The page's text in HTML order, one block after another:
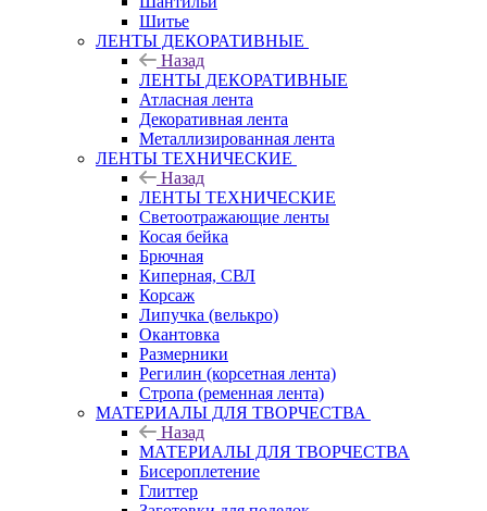
Шитье
ЛЕНТЫ ДЕКОРАТИВНЫЕ
Назад
ЛЕНТЫ ДЕКОРАТИВНЫЕ
Атласная лента
Декоративная лента
Металлизированная лента
ЛЕНТЫ ТЕХНИЧЕСКИЕ
Назад
ЛЕНТЫ ТЕХНИЧЕСКИЕ
Светоотражающие ленты
Косая бейка
Брючная
Киперная, СВЛ
Корсаж
Липучка (велькро)
Окантовка
Размерники
Регилин (корсетная лента)
Стропа (ременная лента)
МАТЕРИАЛЫ ДЛЯ ТВОРЧЕСТВА
Назад
МАТЕРИАЛЫ ДЛЯ ТВОРЧЕСТВА
Бисероплетение
Глиттер